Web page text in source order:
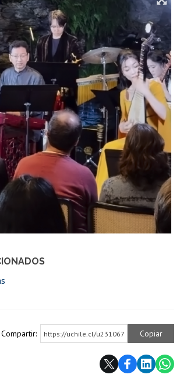
Compartir: https://uchile.cl/u231067 Copiar